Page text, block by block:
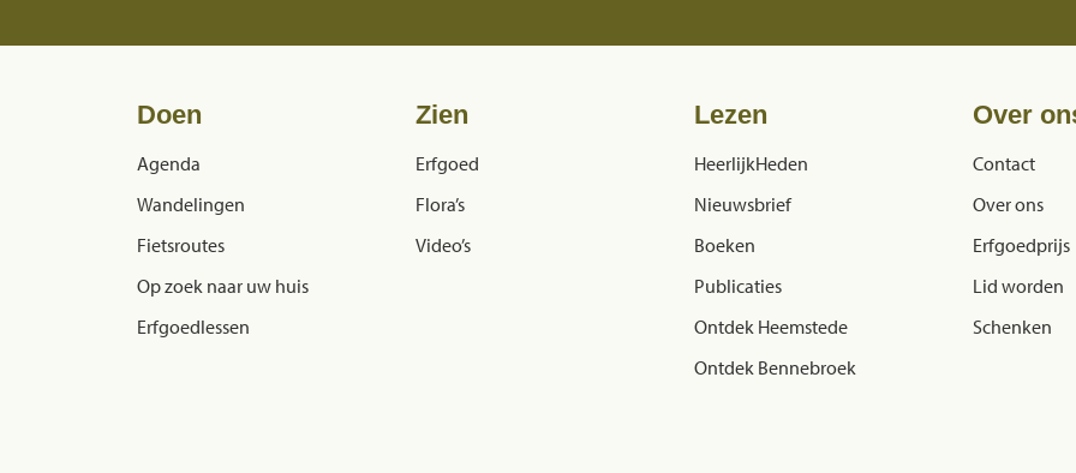
Doen
Agenda
Wandelingen
Fietsroutes
Op zoek naar uw huis
Erfgoedlessen
Zien
Erfgoed
Flora’s
Video’s
Lezen
HeerlijkHeden
Nieuwsbrief
Boeken
Publicaties
Ontdek Heemstede
Ontdek Bennebroek
Over
Contact
Over ons
Erfgoedprijs
Lid worden
Schenken